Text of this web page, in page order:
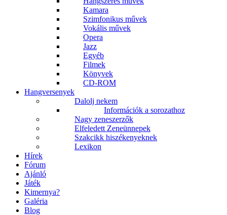
Kamara
Szimfonikus művek
Vokális művek
Opera
Jazz
Egyéb
Filmek
Könyvek
CD-ROM
Hangversenyek
Dalolj nekem
Információk a sorozathoz
Nagy zeneszerzők
Elfeledett Zeneünnepek
Szakcikk hiszékenyeknek
Lexikon
Hírek
Fórum
Ajánló
Játék
Kimernya?
Galéria
Blog